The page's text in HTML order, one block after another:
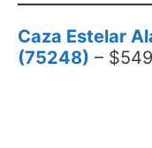
Caza Estelar
(75248) –